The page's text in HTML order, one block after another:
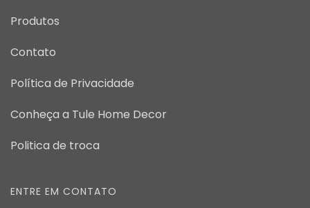
Produtos
Contato
Política de Privacidade
Conheça a Tule Home Decor
Politica de troca
ENTRE EM CONTATO